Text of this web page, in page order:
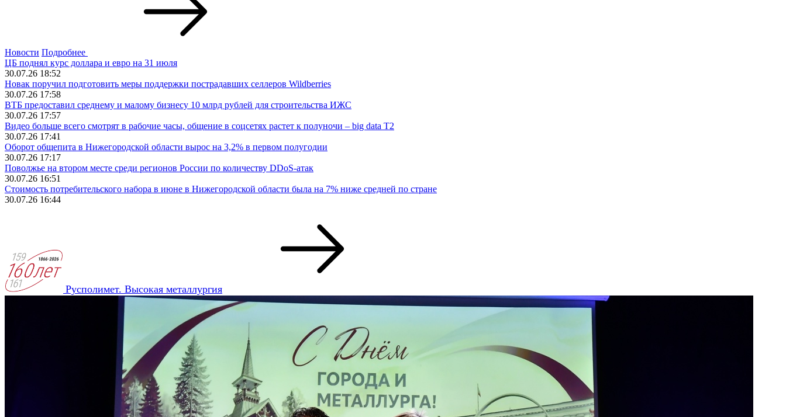
Новости Подробнее
ЦБ поднял курс доллара и евро на 31 июля
30.07.26 18:52
Новак поручил подготовить меры поддержки пострадавших селлеров Wildberries
30.07.26 17:58
ВТБ предоставил среднему и малому бизнесу 10 млрд рублей для строительства ИЖС
30.07.26 17:57
Видео больше всего смотрят в рабочие часы, общение в соцсетях растет к полуночи – big data T2
30.07.26 17:41
Оборот общепита в Нижегородской области вырос на 3,2% в первом полугодии
30.07.26 17:17
Поволжье на втором месте среди регионов России по количеству DDoS-атак
30.07.26 16:51
Стоимость потребительского набора в июне в Нижегородской области была на 7% ниже средней по стране
30.07.26 16:44
Русполимет. Высокая металлургия